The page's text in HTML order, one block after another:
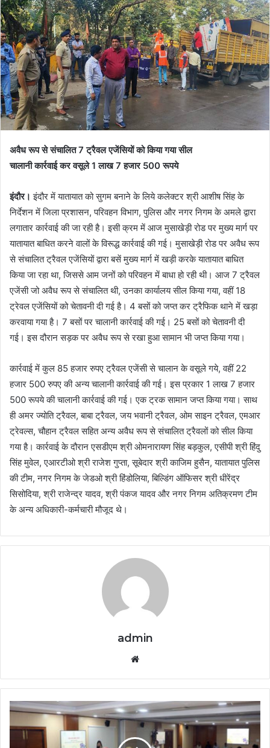
अवैध रूप से संचालित 7 ट्रैवल एजेंसियों को किया गया सील
चालानी कार्रवाई कर वसूले 1 लाख 7 हजार 500 रूपये
इंदौर। इंदौर में यातायात को सुगम बनाने के लिये कलेक्टर श्री आशीष सिंह के
निर्देशन में जिला प्रशासन, परिवहन विभाग, पुलिस और नगर निगम के अमले द्वारा
लगातार कार्रवाई की जा रही है। इसी क्रम में आज मुसाखेड़ी रोड पर मुख्य मार्ग पर
यातायात बाधित करने वालों के विरूद्ध कार्रवाई की गई। मुसाखेड़ी रोड पर अवैध रूप
से संचालित ट्रैवल एजेंसियों द्वारा बसें मुख्य मार्ग में खड़ी करके यातायात बाधित
किया जा रहा था, जिससे आम जनों को परिवहन में बाधा हो रही थी। आज 7 ट्रैवल
एजेंसी जो अवैध रूप से संचालित थी, उनका कार्यालय सील किया गया, वहीं 18
ट्रेवल एजेंसियों को चेतावनी दी गई है। 4 बसों को जप्त कर ट्रैफिक थाने में खड़ा
करवाया गया है। 7 बसों पर चालानी कार्रवाई की गई। 25 बसों को चेतावनी दी
गई। इस दौरान सड़क पर अवैध रूप से रखा हुआ सामान भी जप्त किया गया।
कार्रवाई में कुल 85 हजार रुपए ट्रैवल एजेंसी से चालान के वसूले गये, वहीं 22
हजार 500 रुपए की अन्य चालानी कार्रवाई की गई। इस प्रकार 1 लाख 7 हजार
500 रूपये की चालानी कार्रवाई की गई। एक ट्रक सामान जप्त किया गया। साथ
ही अमर ज्योति ट्रैवल, बाबा ट्रैवल, जय भवानी ट्रैवल, ओम साइन ट्रैवल, एमआर
ट्रेवल्स, चौहान ट्रैवल सहित अन्य अवैध रूप से संचालित ट्रैवलों को सील किया
गया है। कार्रवाई के दौरान एसडीएम श्री ओमनारायण सिंह बड़कुल, एसीपी श्री हिंदु
सिंह मुवेल, एआरटीओ श्री राजेश गुप्ता, सूबेदार श्री काजिम हुसैन, यातायात पुलिस
की टीम, नगर निगम के जेडओ श्री हिंडोलिया, बिल्डिंग ऑफिसर श्री धीरेंद्र
सिसोदिया, श्री राजेन्द्र यादव, श्री पंकज यादव और नगर निगम अतिक्रमण टीम
के अन्य अधिकारी-कर्मचारी मौजूद थे।
admin